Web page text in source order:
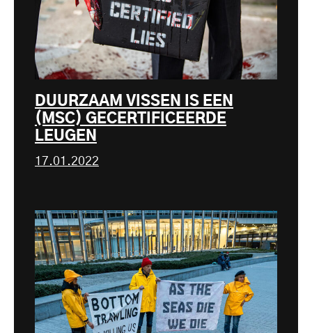
DUURZAAM VISSEN IS EEN
(MSC) GECERTIFICEERDE
LEUGEN
17.01.2022